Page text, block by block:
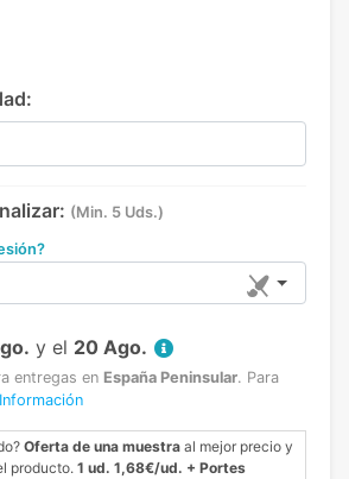
(Min. 5 Uds.)
y el 20 Ago.
entregas en España Peninsular. Para
Oferta de una muestra al mejor precio y
producto. 1 ud. 1,68€/ud. + Portes